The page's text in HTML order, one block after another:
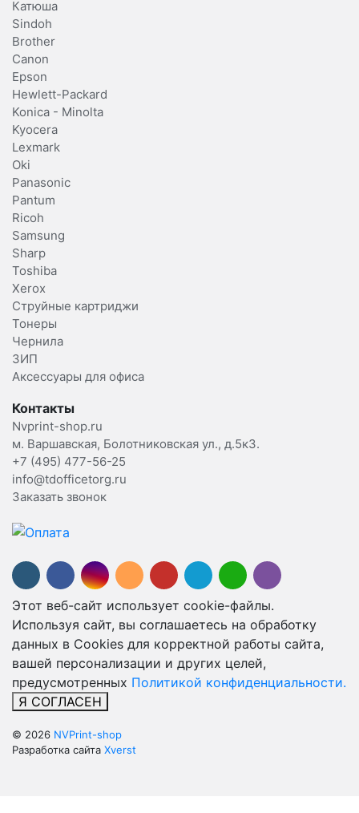
Катюша
Sindoh
Brother
Canon
Epson
Hewlett-Packard
Konica - Minolta
Kyocera
Lexmark
Oki
Panasonic
Pantum
Ricoh
Samsung
Sharp
Toshiba
Xerox
Струйные картриджи
Тонеры
Чернила
ЗИП
Аксессуары для офиса
Контакты
Nvprint-shop.ru
м. Варшавская, Болотниковская ул., д.5к3.
+7 (495) 477-56-25
info@tdofficetorg.ru
Заказать звонок
Этот веб-сайт использует cookie-файлы.
Используя сайт, вы соглашаетесь на обработку
данных в Cookies для корректной работы сайта,
вашей персонализации и других целей,
предусмотренных Политикой конфиденциальности.
Я СОГЛАСЕН
© 2026 NVPrint-shop
Разработка сайта Xverst